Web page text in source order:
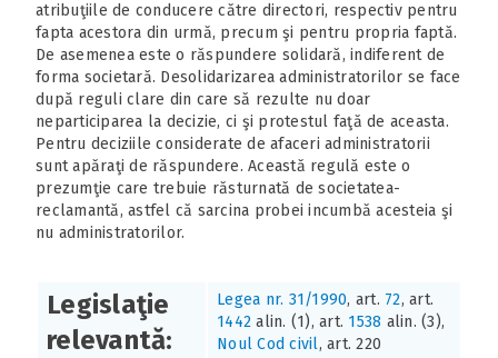
atribuţiile de conducere către directori, respectiv pentru
fapta acestora din urmă, precum şi pentru propria faptă.
De asemenea este o răspundere solidară, indiferent de
forma societară. Desolidarizarea administratorilor se face
după reguli clare din care să rezulte nu doar
neparticiparea la decizie, ci şi protestul faţă de aceasta.
Pentru deciziile considerate de afaceri administratorii
sunt apăraţi de răspundere. Această regulă este o
prezumţie care trebuie răsturnată de societatea-
reclamantă, astfel că sarcina probei incumbă acesteia şi
nu administratorilor.
Legislaţie
relevantă:
Legea nr. 31/1990, art. 72, art.
1442 alin. (1), art. 1538 alin. (3),
Noul Cod civil, art. 220